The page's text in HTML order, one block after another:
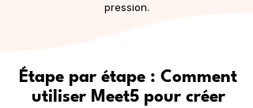
pression.
Étape par étape : Comment
utiliser Meet5 pour créer